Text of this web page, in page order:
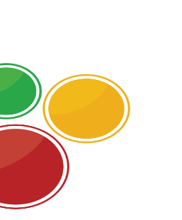
ist eines der großen deutschen
mit Berichten und News aus der
Der Schwerpunkt liegt auf
finden jedoch auch viele weitere
Zusätzlich gibt es ein großes
Forum, einen großen Video- und
sowie zahlreiche Specials.